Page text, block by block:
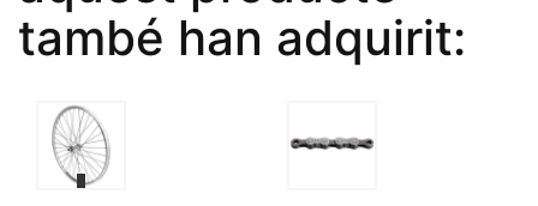
també han adquirit: